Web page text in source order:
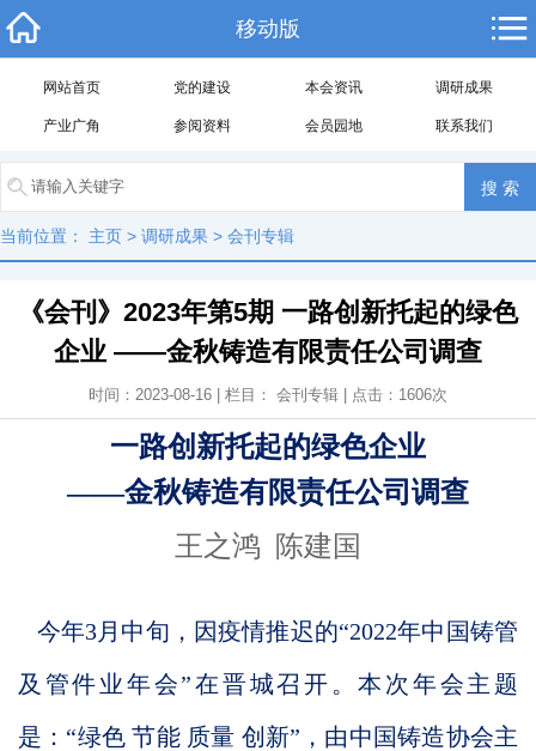
移动版
网站首页 党的建设 本会资讯 调研成果
产业广角 参阅资料 会员园地 联系我们
当前位置： 主页 > 调研成果 > 会刊专辑
《会刊》2023年第5期 一路创新托起的绿色
企业 ——金秋铸造有限责任公司调查
时间：2023-08-16 | 栏目： 会刊专辑 | 点击： 1606次
一路创新托起的绿色企业
——金秋铸造有限责任公司调查
王之鸿 陈建国
今年3月中旬，因疫情推迟的“2022年中国铸管
及管件业年会”在晋城召开。本次年会主题
是：“绿色 节能 质量 创新”，由中国铸造协会主